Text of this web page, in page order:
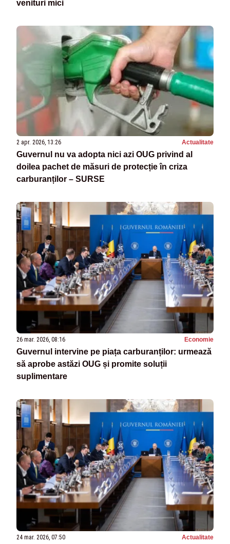
venituri mici
2 apr. 2026, 13:26 Actualitate
Guvernul nu va adopta nici azi OUG privind al
doilea pachet de măsuri de protecție în criza
carburanților – SURSE
26 mar. 2026, 08:16 Economie
Guvernul intervine pe piața carburanților: urmează
să aprobe astăzi OUG și promite soluții
suplimentare
24 mar. 2026, 07:50 Actualitate